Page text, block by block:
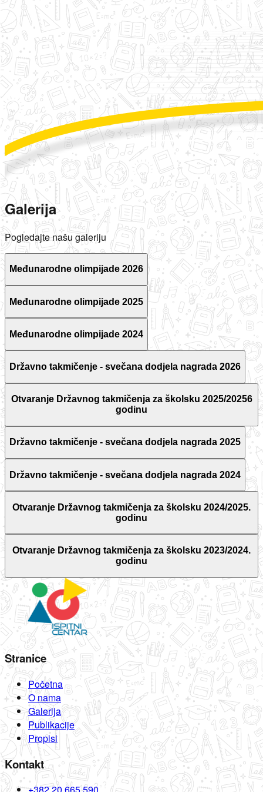
Galerija
Pogledajte našu galeriju
Međunarodne olimpijade 2026
Međunarodne olimpijade 2025
Međunarodne olimpijade 2024
Državno takmičenje - svečana dodjela nagrada 2026
Otvaranje Državnog takmičenja za školsku 2025/20256
godinu
Državno takmičenje - svečana dodjela nagrada 2025
Državno takmičenje - svečana dodjela nagrada 2024
Otvaranje Državnog takmičenja za školsku 2024/2025.
godinu
Otvaranje Državnog takmičenja za školsku 2023/2024.
godinu
Stranice
Početna
O nama
Galerija
Publikacije
Propisi
Kontakt